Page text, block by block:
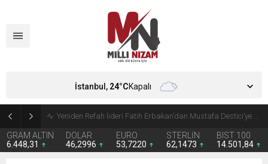
Kira giderleri ilk kez gıdayı geride bıraktı
GRAM ALTIN
6.448,31
DOLAR
46,2996
EURO
53,7220
STERLİN
62,1473
BIST 100
14.501,84
İstanbul, 24°CKapalı